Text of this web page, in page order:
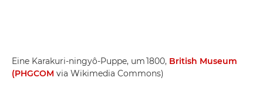
Eine Karakuri-ningyô-Puppe, um 1800, British Museum
(PHGCOM via Wikimedia Commons)